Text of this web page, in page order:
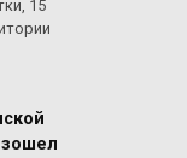
15